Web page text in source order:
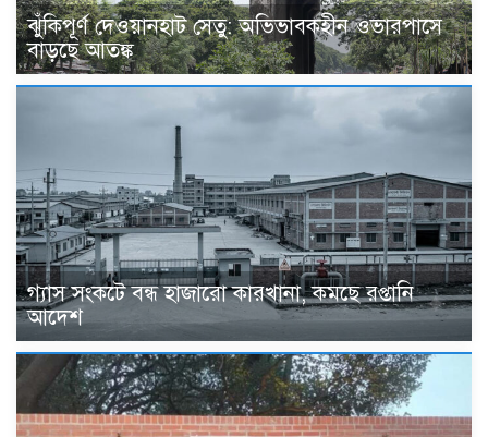
ঝুঁকিপূর্ণ দেওয়ানহাট সেতু: অভিভাবকহীন ওভারপাসে
বাড়ছে আতঙ্ক
গ্যাস সংকটে বন্ধ হাজারো কারখানা, কমছে রপ্তানি
আদেশ